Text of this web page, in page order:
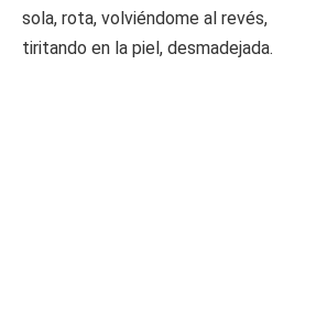
sola, rota, volviéndome al revés,
tiritando en la piel, desmadejada.